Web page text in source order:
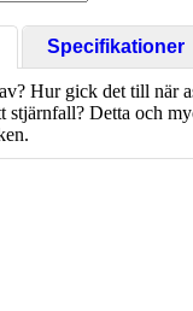
Specifikationer
Hur gick det till när
stjärnfall? Detta och